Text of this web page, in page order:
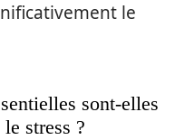
le
sont-elles
stress ?